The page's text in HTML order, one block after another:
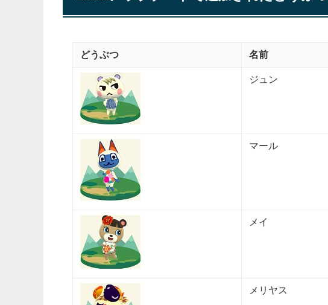
どうぶつ 名前
ジュン
マール
メイ
メリヤス